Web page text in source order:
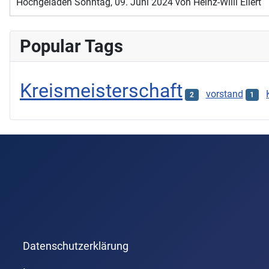
Popular Tags
Kreismeisterschaft 2 vorstand 1
Datenschutzerklärung